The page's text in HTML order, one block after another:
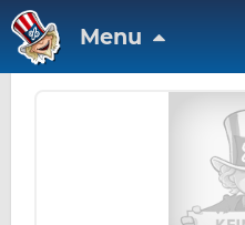
Menu